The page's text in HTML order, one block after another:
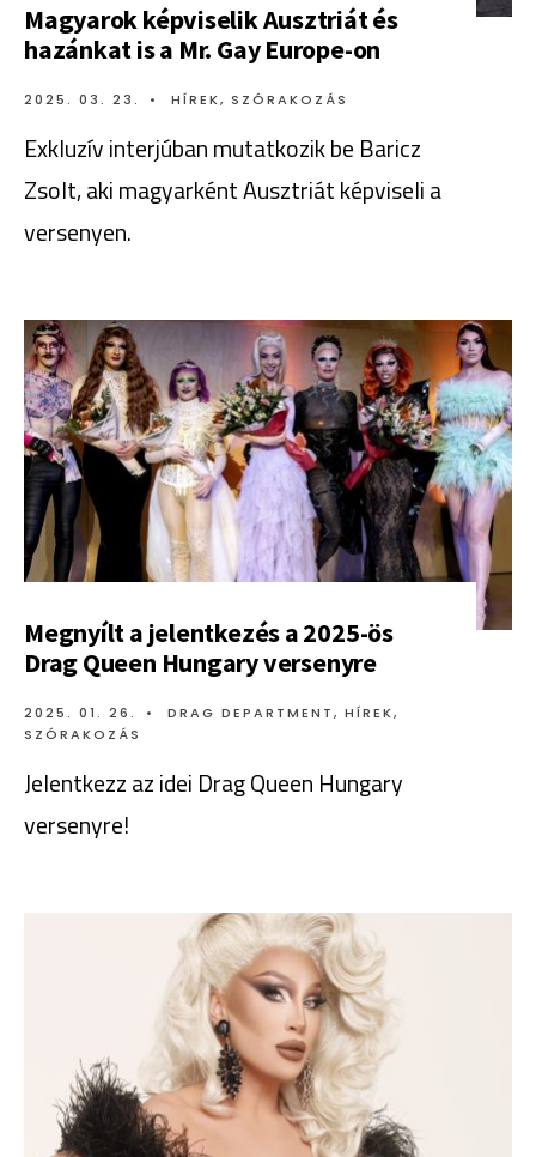
Magyarok képviselik Ausztriát és
hazánkat is a Mr. Gay Europe-on
2025. 03. 23. • HÍREK, SZÓRAKOZÁS
Exkluzív interjúban mutatkozik be Baricz
Zsolt, aki magyarként Ausztriát képviseli a
versenyen.
Megnyílt a jelentkezés a 2025-ös
Drag Queen Hungary versenyre
2025. 01. 26. • DRAG DEPARTMENT, HÍREK,
SZÓRAKOZÁS
Jelentkezz az idei Drag Queen Hungary
versenyre!